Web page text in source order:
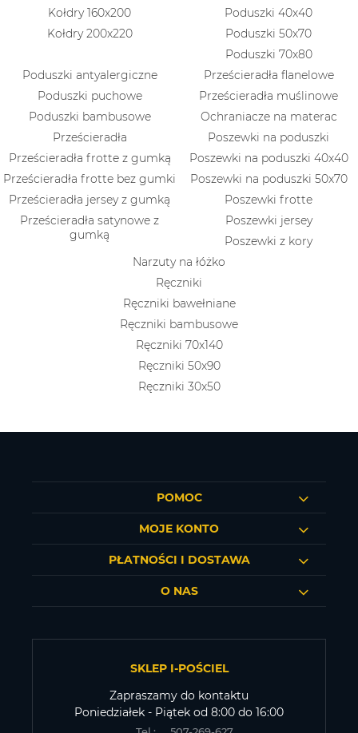
Kołdry 160x200
Kołdry 200x220
Poduszki 40x40
Poduszki 50x70
Poduszki 70x80
Poduszki antyalergiczne
Poduszki puchowe
Poduszki bambusowe
Prześcieradła
Prześcieradła frotte z gumką
Prześcieradła frotte bez gumki
Prześcieradła jersey z gumką
Prześcieradła satynowe z
gumką
Prześcieradła flanelowe
Prześcieradła muślinowe
Ochraniacze na materac
Poszewki na poduszki
Poszewki na poduszki 40x40
Poszewki na poduszki 50x70
Poszewki frotte
Poszewki jersey
Poszewki z kory
Narzuty na łóżko
Ręczniki
Ręczniki bawełniane
Ręczniki bambusowe
Ręczniki 70x140
Ręczniki 50x90
Ręczniki 30x50
POMOC
MOJE KONTO
PŁATNOŚCI I DOSTAWA
O NAS
SKLEP I-POŚCIEL
Zapraszamy do kontaktu
Poniedziałek - Piątek od 8:00 do 16:00